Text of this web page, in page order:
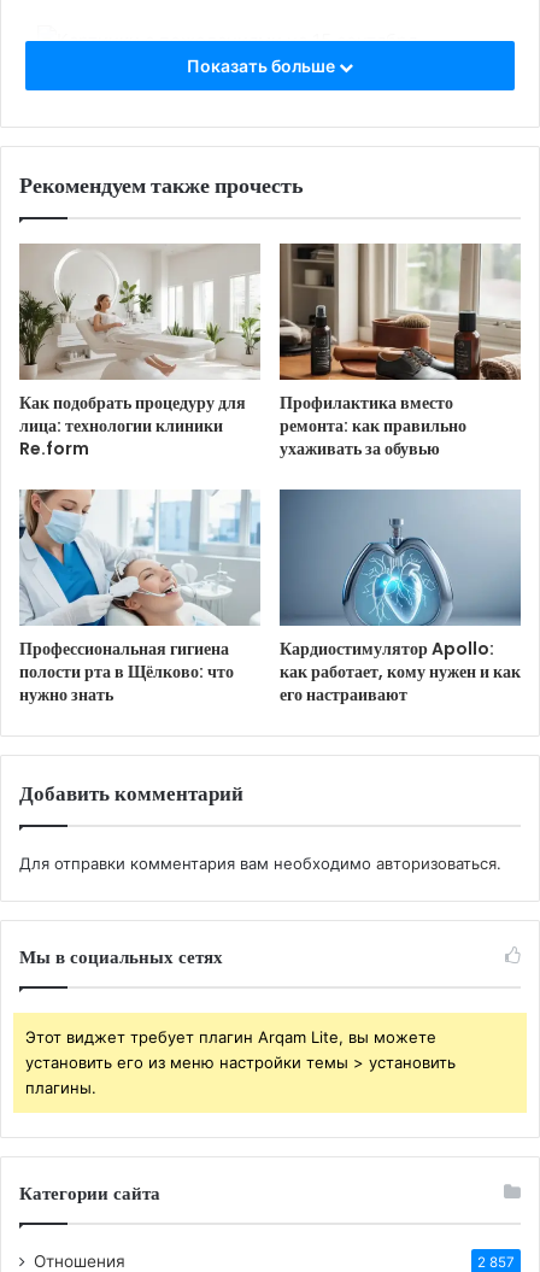
Искренних улыбок и разговоров.
Спокойной ночи!
Прекрасного настроения.
Сладкого пробуждения.
Хорошего дня!
Благоприятная картинка на 15 сентября добрый
Показать больше
Рекомендуем также прочесть
Как подобрать процедуру для
лица: технологии клиники
Re.form
Профилактика вместо
ремонта: как правильно
ухаживать за обувью
Профессиональная гигиена
полости рта в Щёлково: что
нужно знать
Кардиостимулятор Apollo:
как работает, кому нужен и как
его настраивают
Добавить комментарий
Для отправки комментария вам необходимо авторизоваться.
Мы в социальных сетях
Этот виджет требует плагин Arqam Lite, вы можете
установить его из меню настройки темы > установить
плагины.
Категории сайта
Отношения 2 857